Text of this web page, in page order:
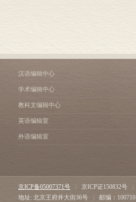
汉语编辑中心
学术编辑中心
教科文编辑中心
英语编辑室
外语编辑室
京ICP备05007371号 京ICP证150832号
地址: 北京王府井大街36号
邮编：100710